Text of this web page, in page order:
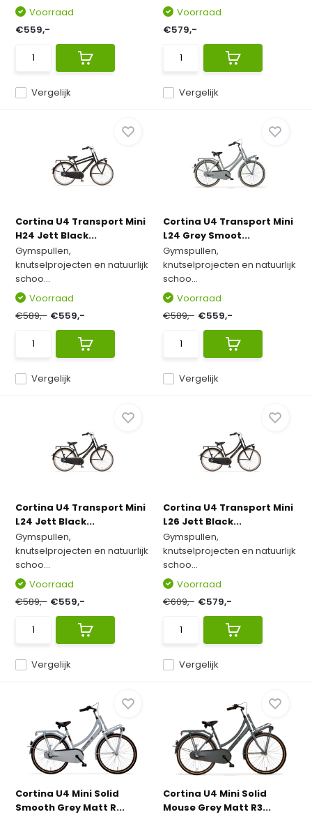
Vergelijk
Voorraad
€559,-
Vergelijk
Voorraad
€579,-
Cortina U4 Transport Mini
H24 Jett Black...
Gymspullen,
knutselprojecten en natuurlijk
schoo...
Vergelijk
Voorraad
€589,- €559,-
Cortina U4 Transport Mini
L24 Grey Smoot...
Gymspullen,
knutselprojecten en natuurlijk
schoo...
Vergelijk
Voorraad
€589,- €559,-
Cortina U4 Transport Mini
L24 Jett Black...
Gymspullen,
knutselprojecten en natuurlijk
schoo...
Vergelijk
Voorraad
€589,- €559,-
Cortina U4 Transport Mini
L26 Jett Black...
Gymspullen,
knutselprojecten en natuurlijk
schoo...
Vergelijk
Voorraad
€609,- €579,-
Cortina U4 Mini Solid
Smooth Grey Matt R...
Cortina U4 Mini Solid
Mouse Grey Matt R3...